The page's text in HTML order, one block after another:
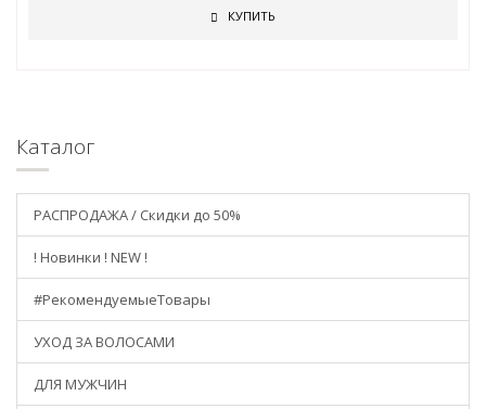
КУПИТЬ
Каталог
РАСПРОДАЖА / Скидки до 50%
! Новинки ! NEW !
#РекомендуемыеТовары
УХОД ЗА ВОЛОСАМИ
ДЛЯ МУЖЧИН